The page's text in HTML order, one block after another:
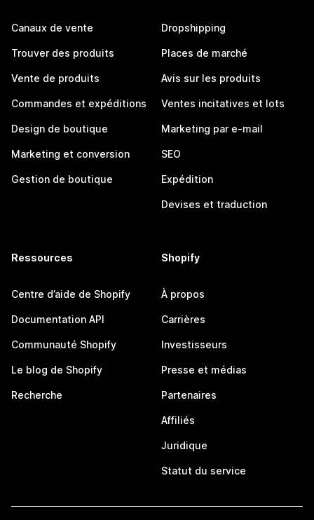
Canaux de vente
Trouver des produits
Vente de produits
Commandes et expéditions
Design de boutique
Marketing et conversion
Gestion de boutique
Dropshipping
Places de marché
Avis sur les produits
Ventes incitatives et lots
Marketing par e-mail
SEO
Expédition
Devises et traduction
Ressources
Centre d’aide de Shopify
Documentation API
Communauté Shopify
Le blog de Shopify
Recherche
Shopify
À propos
Carrières
Investisseurs
Presse et médias
Partenaires
Affiliés
Juridique
Statut du service